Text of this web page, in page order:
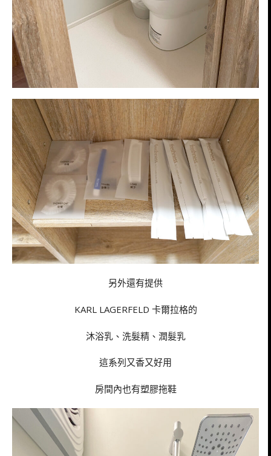
另外還有提供
KARL LAGERFELD 卡爾拉格的
沐浴乳、洗髮精、潤髮乳
這系列又香又好用
房間內也有塑膠拖鞋